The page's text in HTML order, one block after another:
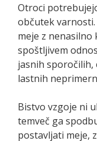
Otroci
občutek
meje z nenasilno
spoštljivem
jasnih
lastnih
Bistvo vzgoje ni
temveč ga
postavljati meje,